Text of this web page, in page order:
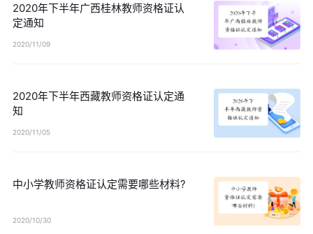
2020年下半年广西桂林教师资格证认
定通知
2020/11/09
2020年下半年西藏教师资格证认定通
知
2020/11/05
中小学教师资格证认定需要哪些材料?
2020/10/30